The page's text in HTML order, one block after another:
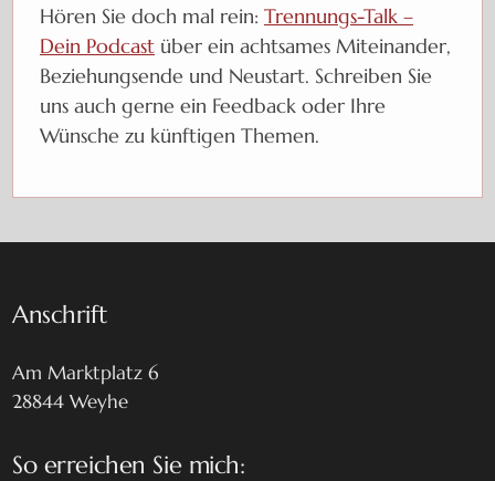
Hören Sie doch mal rein: Trennungs-Talk –
Dein Podcast über ein achtsames Miteinander,
Beziehungsende und Neustart. Schreiben Sie
uns auch gerne ein Feedback oder Ihre
Wünsche zu künftigen Themen.
Anschrift
Am Marktplatz 6
28844 Weyhe
So erreichen Sie mich: